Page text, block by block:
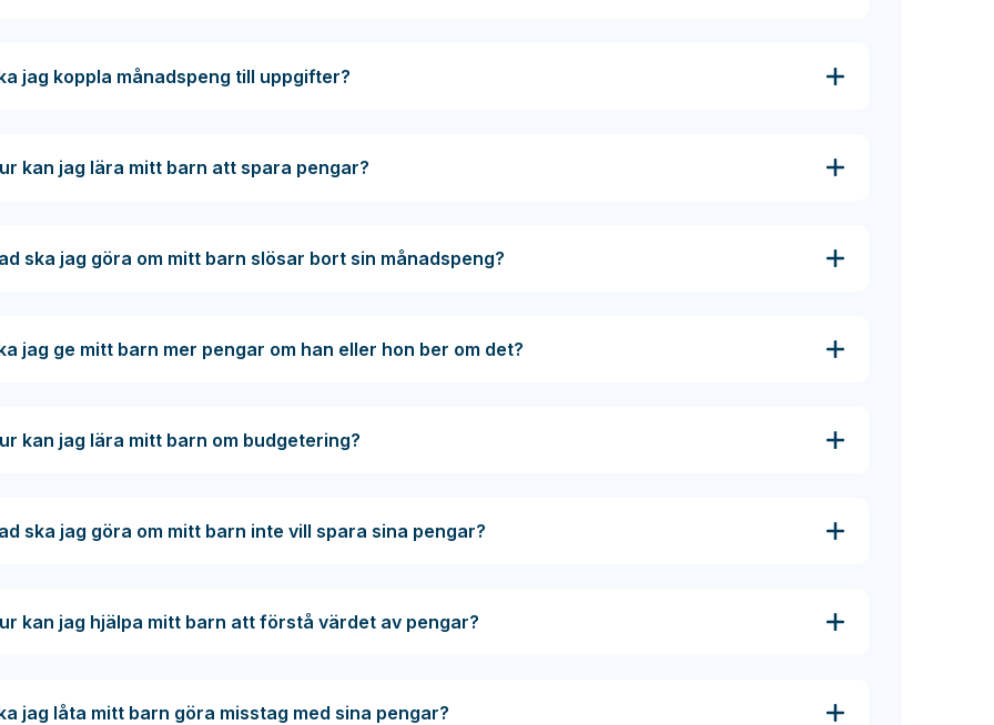
jag koppla månadspeng till uppgifter?
kan jag lära mitt barn att spara pengar?
ska jag göra om mitt barn slösar bort sin månadspeng?
jag ge mitt barn mer pengar om han eller hon ber om det?
kan jag lära mitt barn om budgetering?
ska jag göra om mitt barn inte vill spara sina pengar?
kan jag hjälpa mitt barn att förstå värdet av pengar?
jag låta mitt barn göra misstag med sina pengar?